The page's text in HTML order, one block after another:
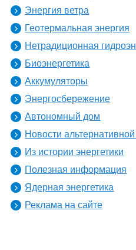
Энергия ветра
Геотермальная энергия
Нетрадиционная
Биоэнергетика
Аккумуляторы
Энергосбережение
Автономный дом
Новости альтернативной
Из истории энергетики
Полезная информация
Ядерная энергетика
Реклама на сайте